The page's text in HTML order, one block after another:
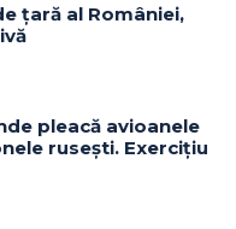
țară al României,
pleacă avioanele
rusești. Exercițiu